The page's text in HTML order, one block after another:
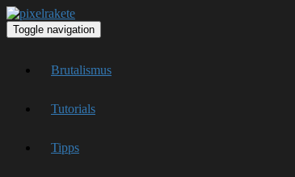
Toggle navigation
Brutalismus
Tutorials
Tipps